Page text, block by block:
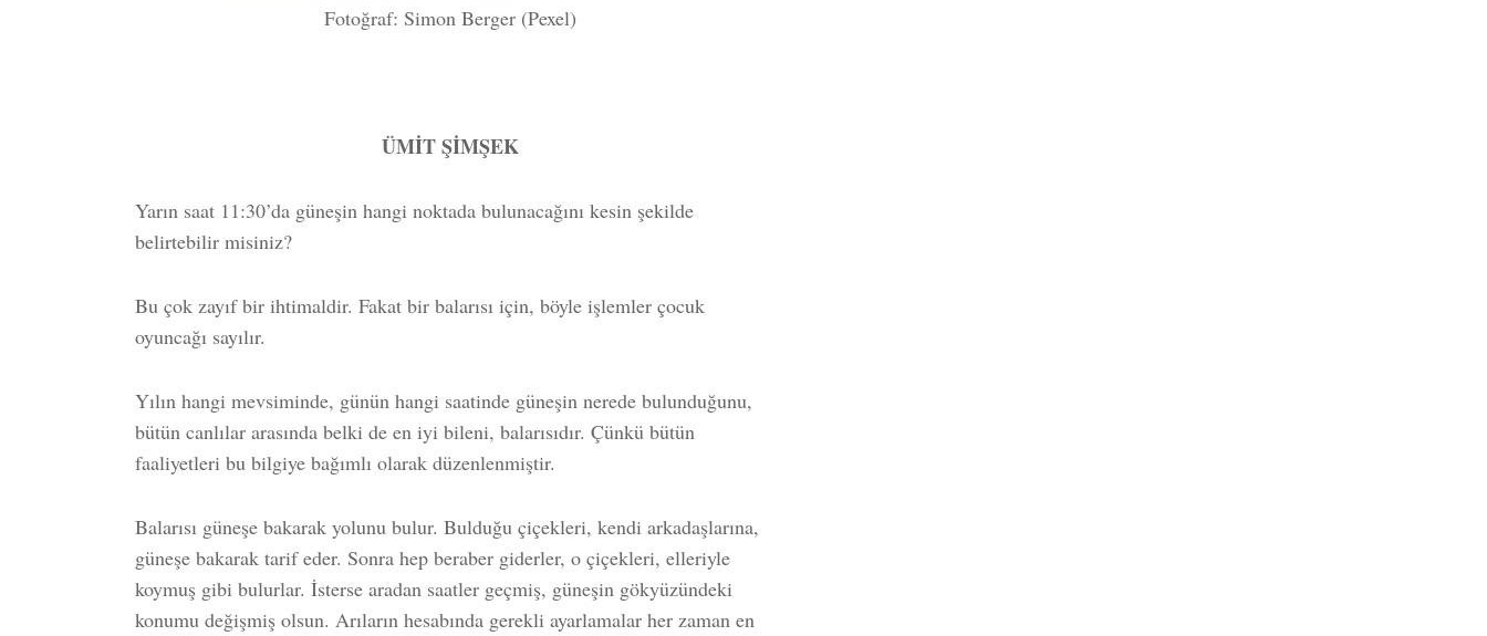
Fotoğraf: Simon Berger (Pexel)
ÜMİT ŞİMŞEK
Yarın saat 11:30’da güneşin hangi noktada bulunacağını kesin şekilde
belirtebilir misiniz?
Bu çok zayıf bir ihtimaldir. Fakat bir balarısı için, böyle işlemler çocuk
oyuncağı sayılır.
Yılın hangi mevsiminde, günün hangi saatinde güneşin nerede bulunduğunu,
bütün canlılar arasında belki de en iyi bileni, balarısıdır. Çünkü bütün
faaliyetleri bu bilgiye bağımlı olarak düzenlenmiştir.
Balarısı güneşe bakarak yolunu bulur. Bulduğu çiçekleri, kendi arkadaşlarına,
güneşe bakarak tarif eder. Sonra hep beraber giderler, o çiçekleri, elleriyle
koymuş gibi bulurlar. İsterse aradan saatler geçmiş, güneşin gökyüzündeki
konumu değişmiş olsun. Arıların hesabında gerekli ayarlamalar her zaman en